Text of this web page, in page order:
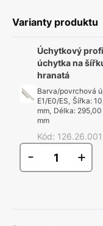
Varianty produktu
Úchytkový
úchytka na
hranatá
Barva/povrchová
E1/E0/ES, Šířka:
mm, Délka: 295,00
mm
Kód: 126.26.001
- +